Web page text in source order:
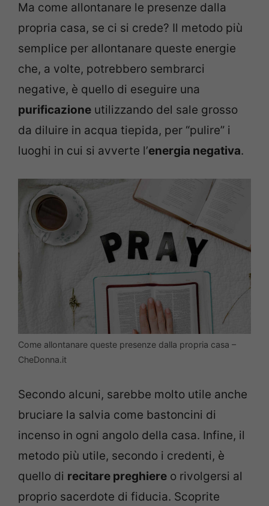
Ma come allontanare le presenze dalla
propria casa, se ci si crede? Il metodo più
semplice per allontanare queste energie
che, a volte, potrebbero sembrarci
negative, è quello di eseguire una
purificazione utilizzando del sale grosso
da diluire in acqua tiepida, per “pulire” i
luoghi in cui si avverte l’energia negativa.
Come allontanare queste presenze dalla propria casa –
CheDonna.it
Secondo alcuni, sarebbe molto utile anche
bruciare la salvia come bastoncini di
incenso in ogni angolo della casa. Infine, il
metodo più utile, secondo i credenti, è
quello di recitare preghiere o rivolgersi al
proprio sacerdote di fiducia. Scoprite